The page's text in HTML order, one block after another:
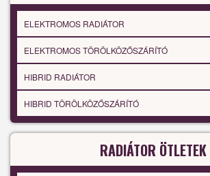
ELEKTROMOS RADIÁTOR
ELEKTROMOS TÖRÖLKÖZŐSZÁRÍTÓ
HIBRID RADIÁTOR
HIBRID TÖRÖLKÖZŐSZÁRÍTÓ
RADIÁTOR ÖTLETEK